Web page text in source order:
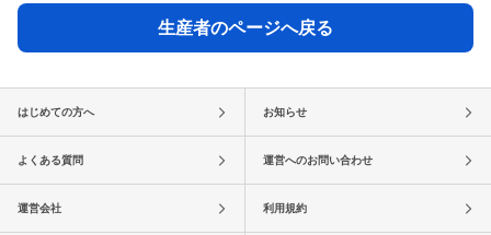
生産者のページへ戻る
はじめての方へ お知らせ
よくある質問 運営へのお問い合わせ
運営会社 利用規約